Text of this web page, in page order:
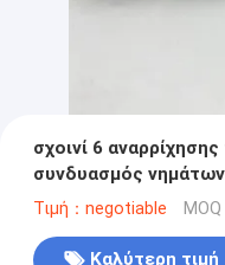
σχοινί 6
συνδυασμός νημάτων
Τιμή：negotiable
Καλύτερη τιμή